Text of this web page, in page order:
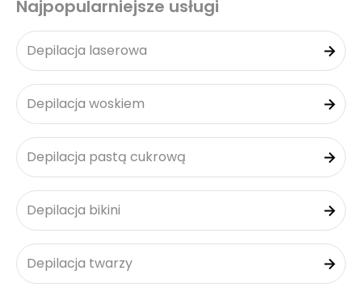
Najpopularniejsze usługi
Depilacja laserowa
Depilacja woskiem
Depilacja pastą cukrową
Depilacja bikini
Depilacja twarzy